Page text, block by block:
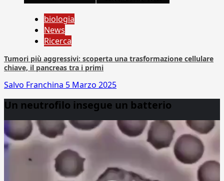
biologia
News
Ricerca
Tumori più aggressivi: scoperta una trasformazione cellulare
chiave, il pancreas tra i primi
Salvo Franchina 5 Marzo 2025
Un neutrofilo insegue un batterio
Player